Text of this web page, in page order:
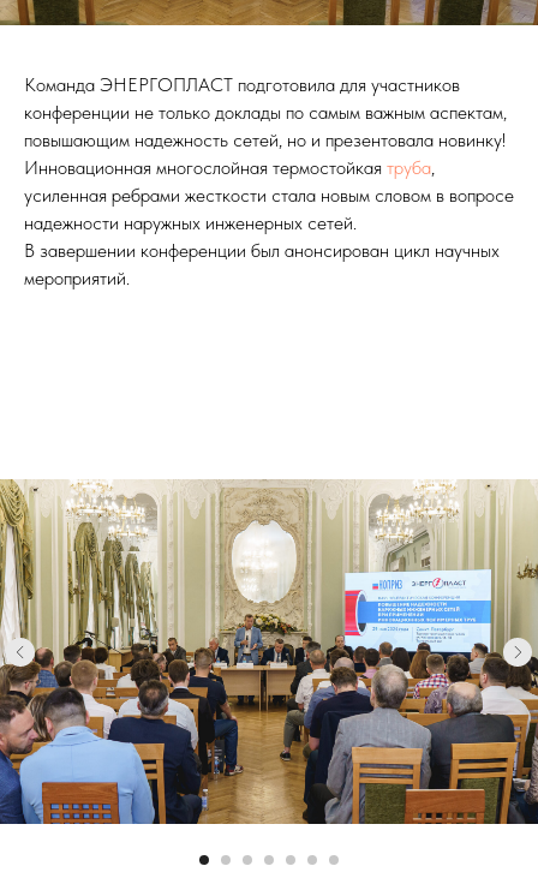
Команда ЭНЕРГОПЛАСТ подготовила для участников
конференции не только доклады по самым важным аспектам,
повышающим надежность сетей, но и презентовала новинку!
Инновационная многослойная термостойкая труба,
усиленная ребрами жесткости стала новым словом в вопросе
надежности наружных инженерных сетей.
В завершении конференции был анонсирован цикл научных
мероприятий.